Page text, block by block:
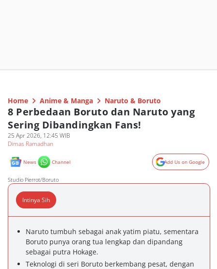
Home Anime & Manga Naruto & Boruto
8 Perbedaan Boruto dan Naruto yang
Sering Dibandingkan Fans!
25 Apr 2026, 12:45 WIB
Dimas Ramadhan
News Channel Add Us on Google
Studio Pierrot/Boruto
Intinya Sih
Naruto tumbuh sebagai anak yatim piatu, sementara
Boruto punya orang tua lengkap dan dipandang
sebagai putra Hokage.
Teknologi di seri Boruto berkembang pesat, dengan